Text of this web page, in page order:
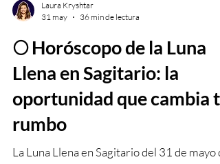
Laura Kryshtar
36 min de lectura
🌕 Horóscopo de la Luna
Llena en Sagitario: la
oportunidad que cambia tu